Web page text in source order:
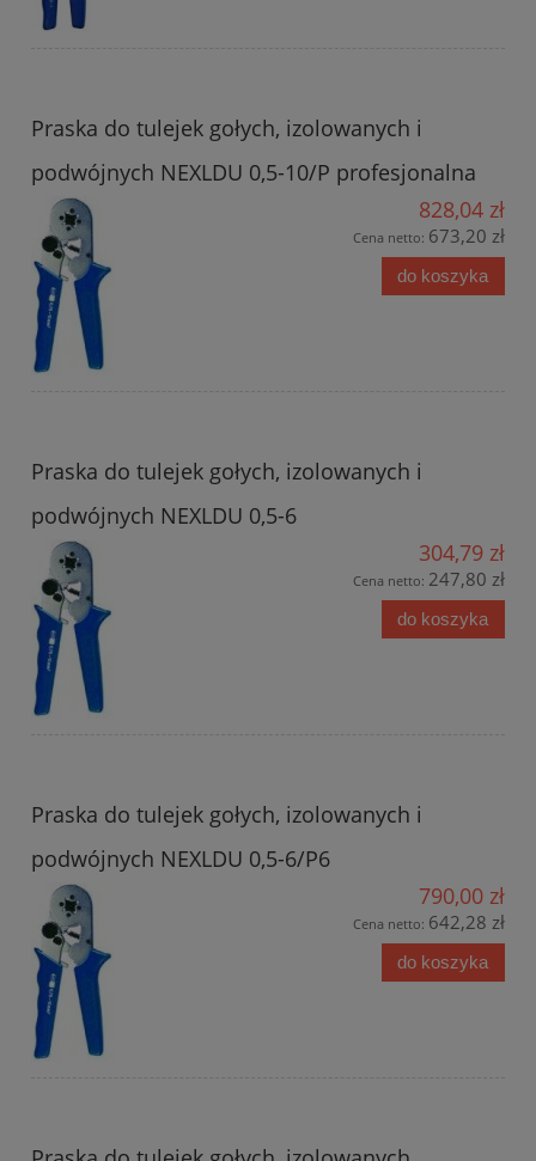
Praska do tulejek gołych, izolowanych i
podwójnych NEXLDU 0,5-10/P profesjonalna
828,04 zł
Cena netto: 673,20 zł
do koszyka
Praska do tulejek gołych, izolowanych i
podwójnych NEXLDU 0,5-6
304,79 zł
Cena netto: 247,80 zł
do koszyka
Praska do tulejek gołych, izolowanych i
podwójnych NEXLDU 0,5-6/P6
790,00 zł
Cena netto: 642,28 zł
do koszyka